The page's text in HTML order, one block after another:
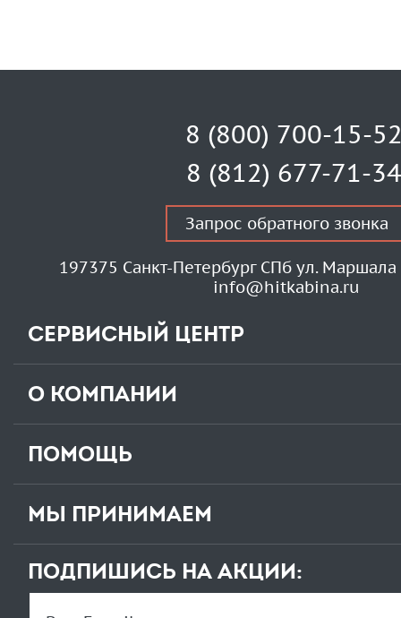
8 (800) 700-15-
8 (812) 677-71-34
Запрос обратного звонка
197375 Санкт-Петербург СПб ул.
info@hitkabina.ru
СЕРВИСНЫЙ ЦЕНТР
О КОМПАНИИ
ПОМОЩЬ
МЫ ПРИНИМАЕМ
ПОДПИШИСЬ НА АКЦИИ: